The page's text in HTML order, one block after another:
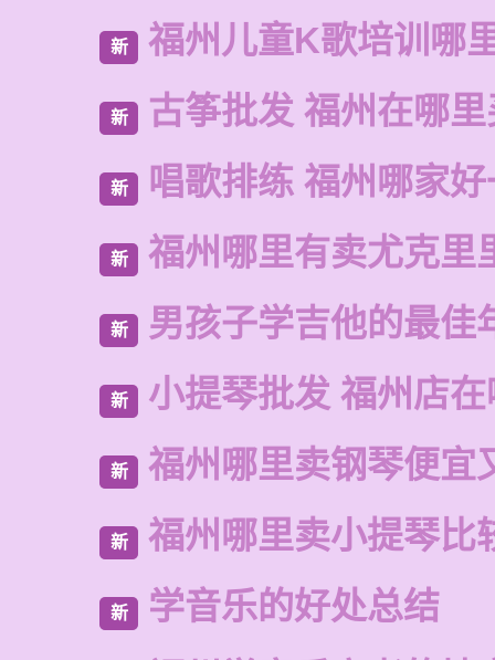
新 福州儿童K歌培训哪
新 古筝批发 福州在哪
新 唱歌排练 福州哪家
新 福州哪里有卖尤克里
新 男孩子学吉他的最佳
新 小提琴批发 福州店
新 福州哪里卖钢琴便宜
新 福州哪里卖小提琴比
新 学音乐的好处总结